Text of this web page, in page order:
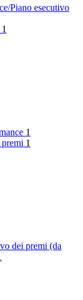
Piano esecutivo
1
1
1
dei premi (da